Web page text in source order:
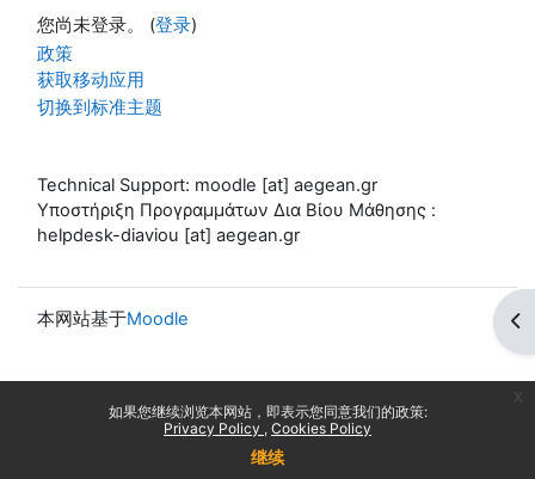
如果您继续浏览本网站，即表示您同意我们的政策:
Privacy Policy
Cookies Policy
继续
打
您尚未登录。 (登录)
政策
获取移动应用
切换到标准主题
Technical Support: moodle [at] aegean.gr
Υποστήριξη Προγραμμάτων Δια Βίου Μάθησης :
helpdesk-diaviou [at] aegean.gr
本网站基于Moodle